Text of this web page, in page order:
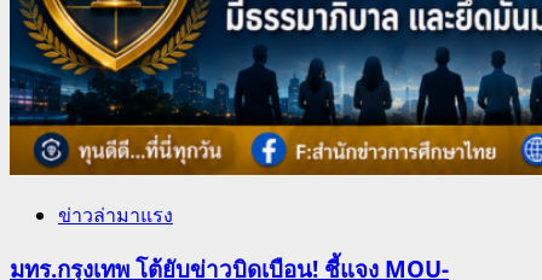
ข่าวล่ามาแรง
มทร.กรุงเทพ โต้ยับข่าวบิดเบือน! ชี้แจง MOU-